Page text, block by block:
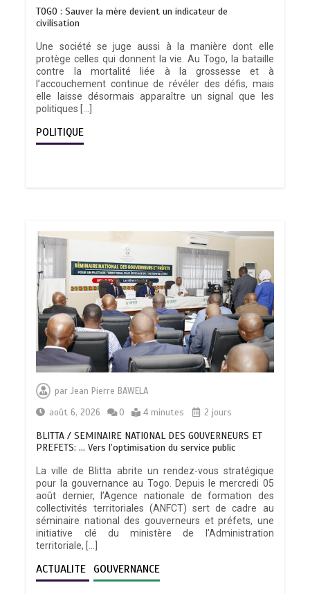
TOGO : Sauver la mère devient un indicateur de
civilisation
Une société se juge aussi à la manière dont elle
protège celles qui donnent la vie. Au Togo, la bataille
contre la mortalité liée à la grossesse et à
l’accouchement continue de révéler des défis, mais
elle laisse désormais apparaître un signal que les
politiques […]
POLITIQUE
parJean Pierre BAWELA
août 6, 2026
0 4 minutes 2 jours
BLITTA / SEMINAIRE NATIONAL DES GOUVERNEURS ET
PREFETS: … Vers l’optimisation du service public
La ville de Blitta abrite un rendez-vous stratégique
pour la gouvernance au Togo. Depuis le mercredi 05
août dernier, l’Agence nationale de formation des
collectivités territoriales (ANFCT) sert de cadre au
séminaire national des gouverneurs et préfets, une
initiative clé du ministère de l’Administration
territoriale, […]
ACTUALITE GOUVERNANCE